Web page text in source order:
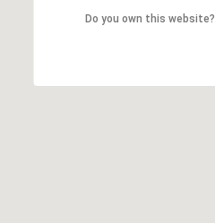
Do you own this website?